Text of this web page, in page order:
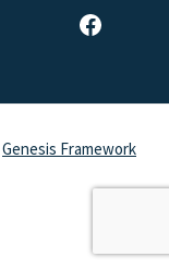
Página de Facebook de SAR
Genesis Framework